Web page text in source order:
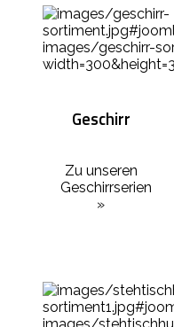
Geschirr
Zu unseren
Geschirrserien
»